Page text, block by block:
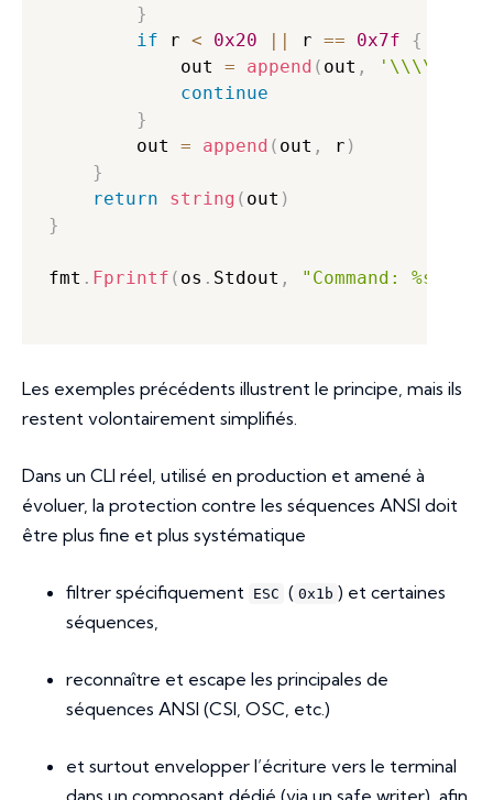
}
if r < 0x20 || r == 0x7f
{
            out
= append ( out , '\\\\x1b'
continue
}
        out
= append ( out , r )
}
return
string ( out )
}
fmt . Fprintf ( os . Stdout , "Command:
Les exemples précédents illustrent le principe, mais ils
restent volontairement simplifiés.
Dans un CLI réel, utilisé en production et amené à
évoluer, la protection contre les séquences ANSI doit
être plus fine et plus systématique
filtrer spécifiquement ESC ( 0x1b ) et certaines
séquences,
reconnaître et escape les principales de
séquences ANSI (CSI, OSC, etc.)
et surtout envelopper l’écriture vers le terminal